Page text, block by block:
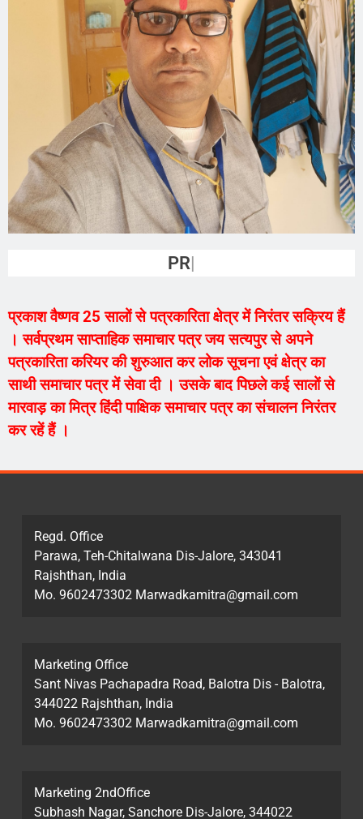
PRAKASH
प्रकाश वैष्णव 25 सालों से पत्रकारिता क्षेत्र में निरंतर सक्रिय हैं
। सर्वप्रथम साप्ताहिक समाचार पत्र जय सत्यपुर से अपने
पत्रकारिता करियर की शुरुआत कर लोक सूचना एवं क्षेत्र का
साथी समाचार पत्र में सेवा दी । उसके बाद पिछले कई सालों से
मारवाड़ का मित्र हिंदी पाक्षिक समाचार पत्र का संचालन निरंतर
कर रहें हैं ।
Regd. Office
Parawa, Teh-Chitalwana Dis-Jalore, 343041
Rajshthan, India
Mo. 9602473302 Marwadkamitra@gmail.com
Marketing Office
Sant Nivas Pachapadra Road, Balotra Dis - Balotra,
344022 Rajshthan, India
Mo. 9602473302 Marwadkamitra@gmail.com
Marketing 2ndOffice
Subhash Nagar, Sanchore Dis-Jalore, 344022